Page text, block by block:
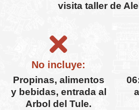
visita taller de
No incluye:
Propinas, alimentos
y bebidas, entrada al
Arbol del Tule.